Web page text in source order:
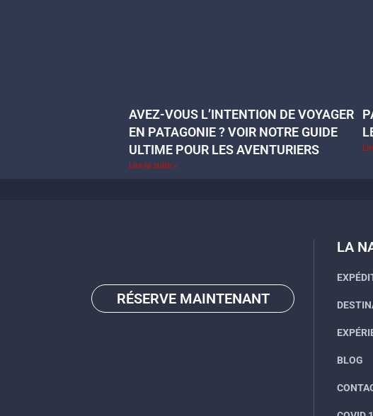
AVEZ-VOUS L’INTENTION DE VOYAGER
EN PATAGONIE ? VOIR NOTRE GUIDE
ULTIME POUR LES AVENTURIERS
Lire la suite »
RÉSERVE MAINTENANT
LA
BLOG